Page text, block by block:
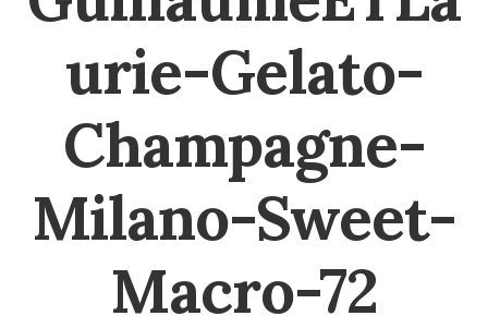
urie-Gelato-
Champagne-
Milano-Sweet-
Macro-72